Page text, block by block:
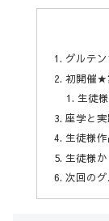
グルテ
初開催★
生徒
座学と実
生徒様作
生徒様
次回の